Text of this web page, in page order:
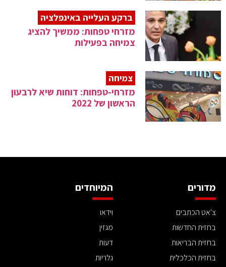
ברקע העלייה באינפלציה
מזרחי טפחות: ממשיך להציג
צמיחה בפעילות
צמיחה
מזרחי-טפחות: דוחות שיא לרבעון
הראשון של 2022
מדורים
צ'אט הכתבים
בחזית החדשות
בחזית הבריאות
בחזית הכלכלית
המיוחדים
וידאו
מגזין
דעות
גלריות